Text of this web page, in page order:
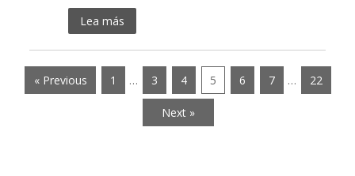
Lea más
« Previous 1 … 3 4 5 6 7 … 22
Next »